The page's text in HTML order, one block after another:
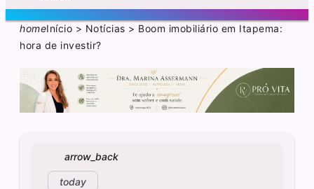
homeInício > Notícias > Boom imobiliário em Itapema:
hora de investir?
arrow_back
today